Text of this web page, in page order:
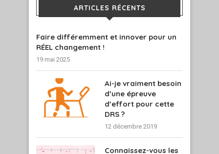
ARTICLES RÉCENTS
Faire différemment et innover pour un
RÉEL changement !
19 mai 2025
Ai-je vraiment besoin
d’une épreuve
d’effort pour cette
DRS ?
12 décembre 2019
Connaissez-vous les